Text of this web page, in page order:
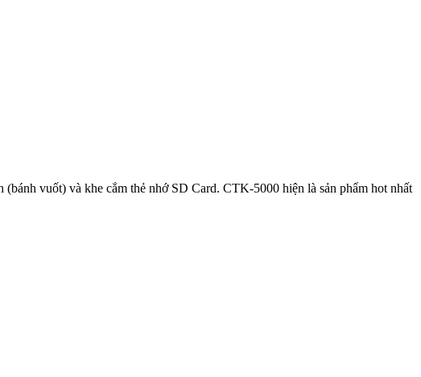
vuốt) và khe cắm thẻ nhớ SD Card. CTK-5000 hiện là sản phẩm hot nhất